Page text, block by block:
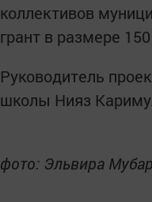
коллективов
грант в размере
Руководитель
школы Нияз
фото: Эльвира